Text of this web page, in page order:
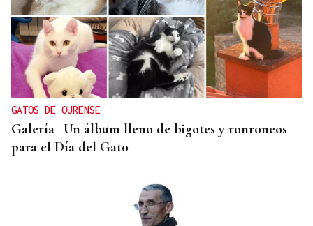
GATOS DE OURENSE
Galería | Un álbum lleno de bigotes y ronroneos
para el Día del Gato